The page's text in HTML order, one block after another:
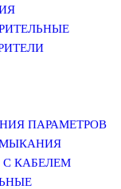
ПАРАМЕТРОВ
С КАБЕЛЕМ